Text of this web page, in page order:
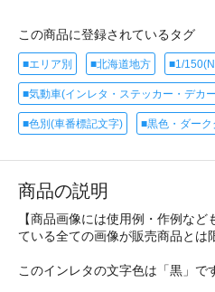
この商品に登録されているタグ
■エリア別 ■北海道地方 ■1/
■気動車(インレタ・ステッカー・デカ
■色別(車番標記文字) ■黒色・ダーク
商品の説明
【商品画像には使用例・作例な
ている全ての画像が販売商品とは
このインレタの文字色は「黒」で